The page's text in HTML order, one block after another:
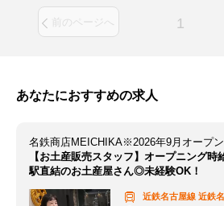
前のページへ 1
あなたにおすすめの求人
名鉄商店MEICHIKA※2026年9月オープン
【お土産販売スタッフ】オープニング
駅直結のお土産屋さん◎未経験OK！
近鉄名古屋線 近鉄